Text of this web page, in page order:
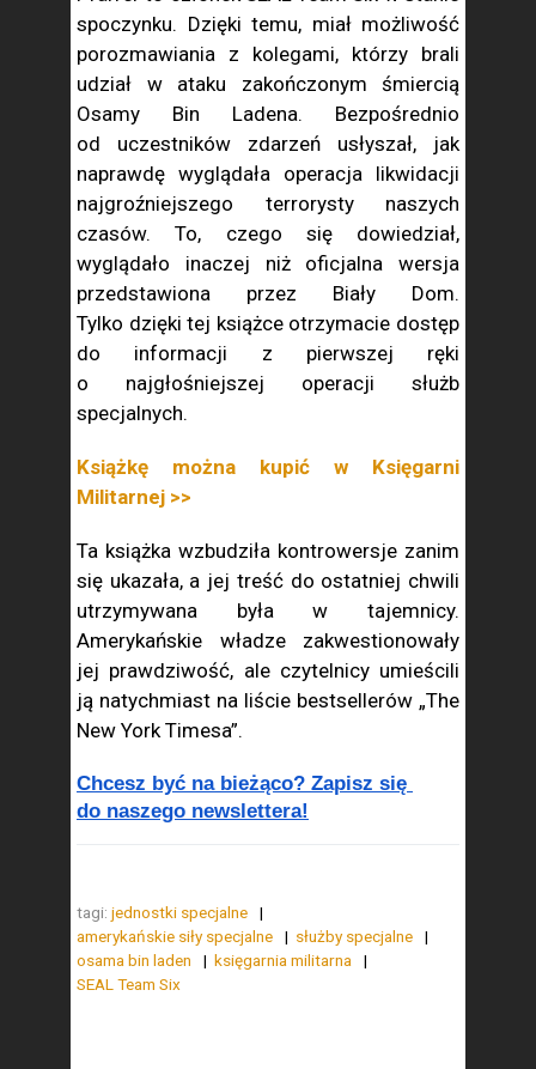
spoczynku. Dzięki temu, miał możliwość
porozmawiania z kolegami, którzy brali
udział w ataku zakończonym śmiercią
Osamy Bin Ladena. Bezpośrednio
od uczestników zdarzeń usłyszał, jak
naprawdę wyglądała operacja likwidacji
najgroźniejszego terrorysty naszych
czasów. To, czego się dowiedział,
wyglądało inaczej niż oficjalna wersja
przedstawiona przez Biały Dom.
Tylko dzięki tej książce otrzymacie dostęp
do informacji z pierwszej ręki
o najgłośniejszej operacji służb
specjalnych.
Książkę można kupić w Księgarni
Militarnej >>
Ta książka wzbudziła kontrowersje zanim
się ukazała, a jej treść do ostatniej chwili
utrzymywana była w tajemnicy.
Amerykańskie władze zakwestionowały
jej prawdziwość, ale czytelnicy umieścili
ją natychmiast na liście bestsellerów „The
New York Timesa”.
Chcesz być na bieżąco? Zapisz się
do naszego newslettera!
tagi: jednostki specjalne
amerykańskie siły specjalne
służby specjalne
osama bin laden
księgarnia militarna
SEAL Team Six